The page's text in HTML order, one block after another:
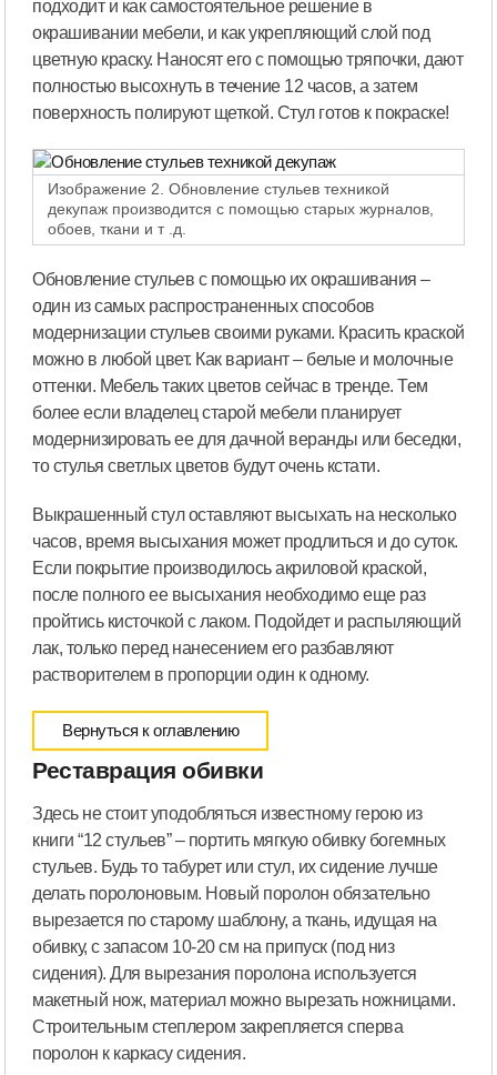
подходит и как самостоятельное решение в
окрашивании мебели, и как укрепляющий слой под
цветную краску. Наносят его с помощью тряпочки, дают
полностью высохнуть в течение 12 часов, а затем
поверхность полируют щеткой. Стул готов к покраске!
Изображение 2. Обновление стульев техникой
декупаж производится с помощью старых журналов,
обоев, ткани и т .д.
Обновление стульев с помощью их окрашивания –
один из самых распространенных способов
модернизации стульев своими руками. Красить краской
можно в любой цвет. Как вариант – белые и молочные
оттенки. Мебель таких цветов сейчас в тренде. Тем
более если владелец старой мебели планирует
модернизировать ее для дачной веранды или беседки,
то стулья светлых цветов будут очень кстати.
Выкрашенный стул оставляют высыхать на несколько
часов, время высыхания может продлиться и до суток.
Если покрытие производилось акриловой краской,
после полного ее высыхания необходимо еще раз
пройтись кисточкой с лаком. Подойдет и распыляющий
лак, только перед нанесением его разбавляют
растворителем в пропорции один к одному.
Вернуться к оглавлению
Реставрация обивки
Здесь не стоит уподобляться известному герою из
книги “12 стульев” – портить мягкую обивку богемных
стульев. Будь то табурет или стул, их сидение лучше
делать поролоновым. Новый поролон обязательно
вырезается по старому шаблону, а ткань, идущая на
обивку, с запасом 10-20 см на припуск (под низ
сидения). Для вырезания поролона используется
макетный нож, материал можно вырезать ножницами.
Строительным степлером закрепляется сперва
поролон к каркасу сидения.